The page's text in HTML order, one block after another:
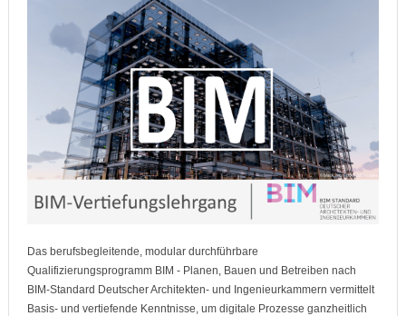
Das berufsbegleitende, modular durchführbare
Qualifizierungsprogramm BIM - Planen, Bauen und Betreiben nach
BIM-Standard Deutscher Architekten- und Ingenieurkammern vermittelt
Basis- und vertiefende Kenntnisse, um digitale Prozesse ganzheitlich